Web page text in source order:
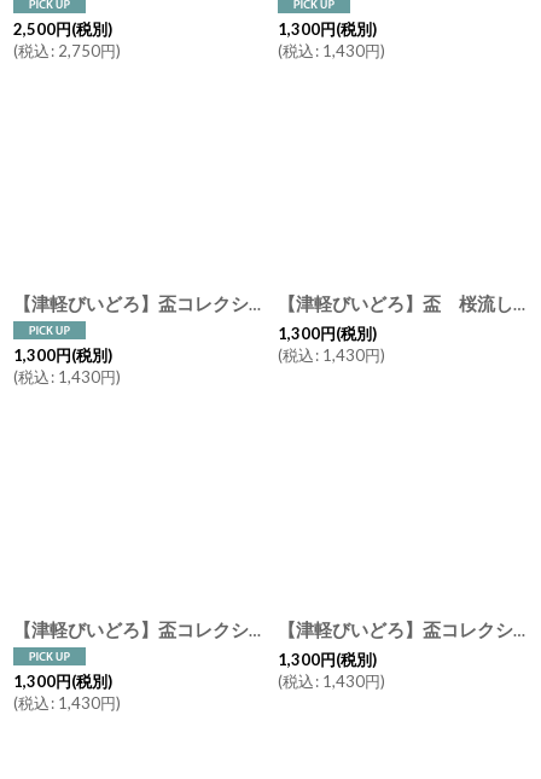
2,500円(税別)
(税込: 2,750円)
1,300円(税別)
(税込: 1,430円)
【津軽びいどろ】盃コレクション 端反り型 ねぶた流し 桜吹雪 岩清水 夕涼み 日本製 ガラスぐいのみ おちょこ 石塚ガラス アデリア
1,300円(税別)
(税込: 1,430円)
【津軽びいどろ】盃 桜流し/冷酒/おちょこ/ぐいのみ/盃/ミニグラス/ガラス食器/石塚硝子/アデリア/日本製
1,300円(税別)
(税込: 1,430円)
【津軽びいどろ】盃コレクション ワングリ あじさい みずばしょう はるがすみ わたゆき ガラス食器 石塚硝子 アデリア 日本製
1,300円(税別)
(税込: 1,430円)
【津軽びいどろ】盃コレクション ストレート 夜風 春風 夏の雫 春の雫 ガラス食器/石塚硝子/アデリア/日本製
1,300円(税別)
(税込: 1,430円)